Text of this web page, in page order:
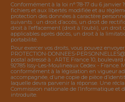
Conformément à la loi n° 78-17 du 6 janvier
fichiers et aux libertés modifiée et au
protection des données à caractère
suivants : un droit d’accès, un droit de
droit à l’effacement (droit à l’oubli), un droit
applicables après décès, un droit à la
portabilité.
Pour exercer vos droits, vous pouvez
PROTECTION-DONNEES-
postal adressé à : ARTE France 10, boulevard
92785 Issy-Les-Moulineaux Cedex - France.
conformément à la législation en vigueur
accompagnée, d’une copie de pièce
laquelle devra parvenir la réponse. Une
Commission nationale de l’Informatique et
introduite.